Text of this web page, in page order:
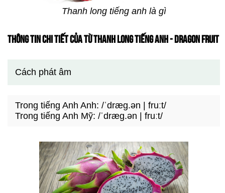
Thanh long tiếng anh là gì
THÔNG TIN CHI TIẾT CỦA TỪ THANH LONG TIẾNG ANH - DRAGON FRUIT
Cách phát âm
Trong tiếng Anh Anh: /ˈdræɡ.ən | fruːt/
Trong tiếng Anh Mỹ: /ˈdræɡ.ən | fruːt/